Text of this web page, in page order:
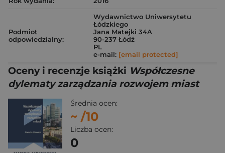
Podmiot
odpowiedzialny:
Wydawnictwo Uniwersytetu
Łódzkiego
Jana Matejki 34A
90-237 Łódź
PL
e-mail: [email protected]
Oceny i recenzje książki Współczesne
dylematy zarządzania rozwojem miast
Średnia ocen:
~ /10
Liczba ocen:
0